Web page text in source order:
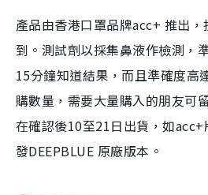
產品由香港口罩品牌acc+ 推出
到。測試劑以採集鼻液作檢測，
15分鐘知道結果，而且準確度高
購數量，需要大量購入的朋友可
在確認後10至21日出貨，如
發DEEPBLUE 原廠版本。